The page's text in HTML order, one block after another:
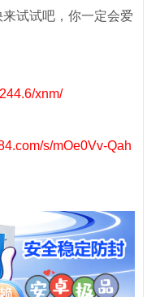
试试吧，你一定会爱
xnm/
s/mOe0Vv-Qah